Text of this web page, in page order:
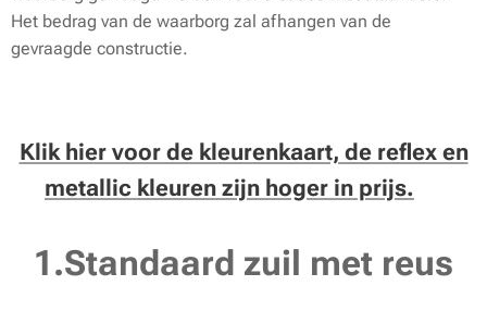
Het bedrag van de waarborg zal afhangen van de
gevraagde constructie.
Klik hier voor de kleurenkaart, de reflex en
metallic kleuren zijn hoger in prijs.
1.Standaard zuil met reus